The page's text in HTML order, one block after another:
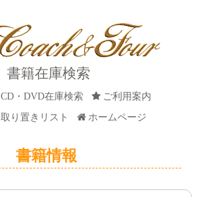
書籍在庫検索
CD・DVD在庫検索
ご利用案内
取り置きリスト ホームページ
書籍情報